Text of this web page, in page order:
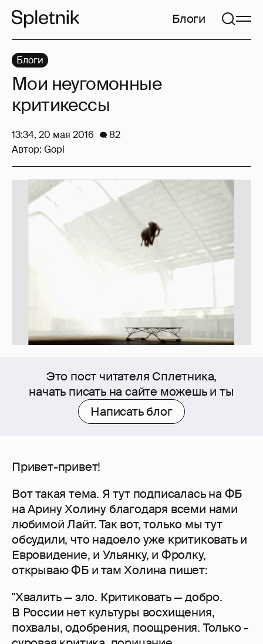
Блоги
Это пост читателя Сплетника,
начать писать на сайте можешь и ты
Написать блог
Привет-привет!
Вот такая тема. Я тут подписалась на ФБ
на Арину Холину благодаря всеми нами
любимой Лайт. Так вот, только мы тут
обсудили, что надоело уже критиковать и
Евровидение, и Ульянку, и Фролку,
открываю ФБ и там Холина пишет:
"Хвалить — зло. Критиковать — добро.
В России нет культуры восхищения,
похвалы, одобрения, поощрения. Только -
Блоги
Мои неугомонные
критикессы
13:34, 20 мая 2016
82
Автор: Gopi